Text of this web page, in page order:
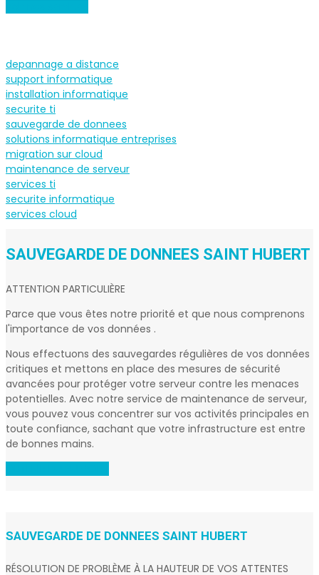
depannage a distance
support informatique
installation informatique
securite ti
sauvegarde de donnees
solutions informatique entreprises
migration sur cloud
maintenance de serveur
services ti
securite informatique
services cloud
SAUVEGARDE DE DONNEES SAINT HUBERT
ATTENTION PARTICULIÈRE
Parce que vous êtes notre priorité et que nous comprenons
l'importance de vos données .
Nous effectuons des sauvegardes régulières de vos données
critiques et mettons en place des mesures de sécurité
avancées pour protéger votre serveur contre les menaces
potentielles. Avec notre service de maintenance de serveur,
vous pouvez vous concentrer sur vos activités principales en
toute confiance, sachant que votre infrastructure est entre
de bonnes mains.
SAUVEGARDE DE DONNEES SAINT HUBERT
RÉSOLUTION DE PROBLÈME À LA HAUTEUR DE VOS ATTENTES